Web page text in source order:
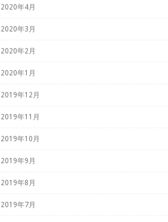
2020年4月
2020年3月
2020年2月
2020年1月
2019年12月
2019年11月
2019年10月
2019年9月
2019年8月
2019年7月